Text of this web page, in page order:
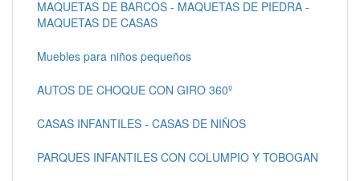
MAQUETAS DE BARCOS - MAQUETAS DE PIEDRA -
MAQUETAS DE CASAS
Muebles para niños pequeños
AUTOS DE CHOQUE CON GIRO 360º
CASAS INFANTILES - CASAS DE NIÑOS
PARQUES INFANTILES CON COLUMPIO Y TOBOGAN